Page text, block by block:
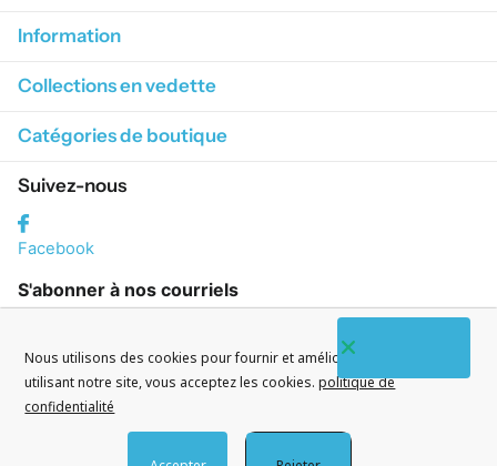
Information
Collections en vedette
Catégories de boutique
Suivez-nous
Facebook
S'abonner à nos courriels
©2026CityWatches.fr
Nous utilisons des cookies pour fournir et améliorer nos services. En
utilisant notre site, vous acceptez les cookies. politique de
confidentialité